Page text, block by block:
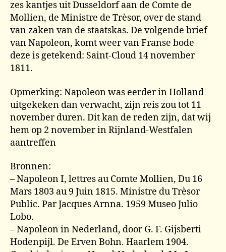
zes kantjes uit Dusseldorf aan de Comte de
Mollien, de Ministre de Trèsor, over de stand
van zaken van de staatskas. De volgende brief
van Napoleon, komt weer van Franse bode
deze is getekend: Saint-Cloud 14 november
1811.
Opmerking: Napoleon was eerder in Holland
uitgekeken dan verwacht, zijn reis zou tot 11
november duren. Dit kan de reden zijn, dat wij
hem op 2 november in Rijnland-Westfalen
aantreffen
Bronnen:
– Napoleon I, lettres au Comte Mollien, Du 16
Mars 1803 au 9 Juin 1815. Ministre du Trèsor
Public. Par Jacques Arnna. 1959 Museo Julio
Lobo.
– Napoleon in Nederland, door G. F. Gijsberti
Hodenpijl. De Erven Bohn. Haarlem 1904.